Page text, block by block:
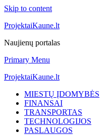
Skip to content
ProjektaiKaune.lt
Naujienų portalas
Primary Menu
ProjektaiKaune.lt
MIESTŲ ĮDOMYBĖS
FINANSAI
TRANSPORTAS
TECHNOLOGIJOS
PASLAUGOS